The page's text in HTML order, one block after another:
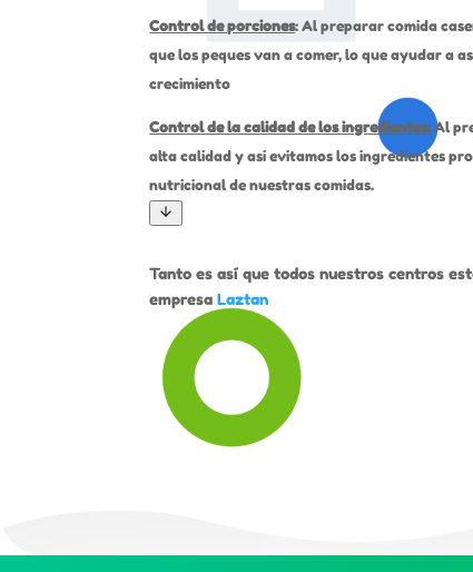
Control de porciones: Al preparar comida
que los peques van a comer, lo que ayudar a
crecimiento
Control de la calidad de los ingredientes:Al
alta calidad y asi evitamos los ingredientes
nutricional de nuestras comidas.
Tanto es así que todos nuestros centros
empresaLaztan